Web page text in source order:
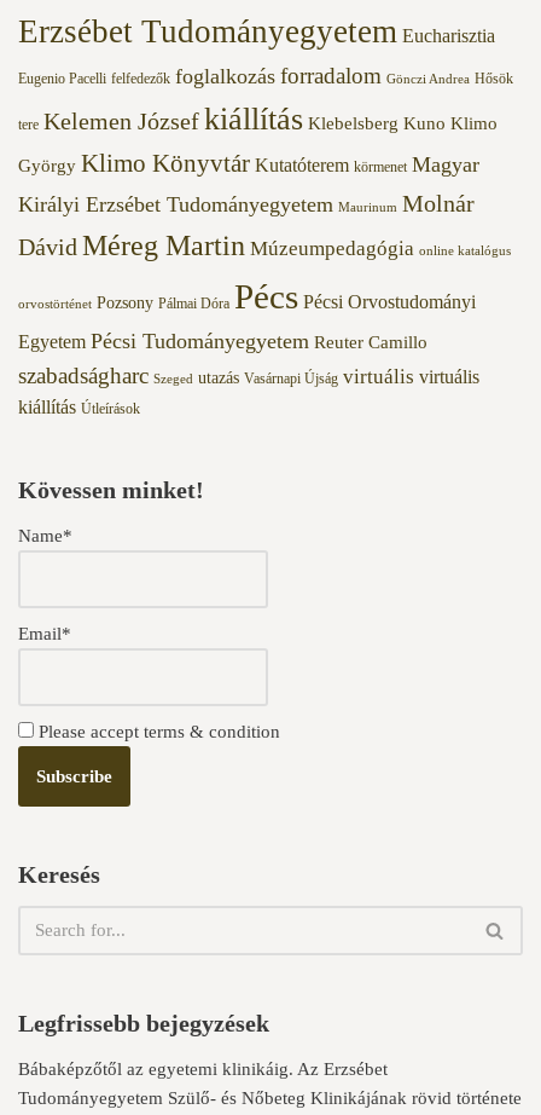
Erzsébet Tudományegyetem Eucharisztia
Eugenio Pacelli felfedezők foglalkozás forradalom Gönczi Andrea Hősök
tere Kelemen Józsefkiállítás Klebelsberg Kuno Klimo
György Klimo Könyvtár Kutatóterem körmenet Magyar
Királyi Erzsébet Tudományegyetem Maurinum Molnár
Dávid Méreg Martin Múzeumpedagógia online katalógus
orvostörténet Pozsony Pálmai Dóra Pécs Pécsi Orvostudományi
Egyetem Pécsi Tudományegyetem Reuter Camillo
szabadságharc Szeged utazás Vasárnapi Újság virtuális virtuális
kiállítás Útleírások
Kövessen minket!
Name*
Email*
Please accept terms & condition
Keresés
Legfrissebb bejegyzések
Bábaképzőtől az egyetemi klinikáig. Az Erzsébet
Tudományegyetem Szülő- és Nőbeteg Klinikájának rövid története